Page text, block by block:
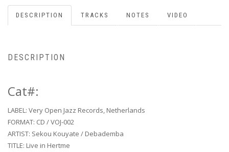
DESCRIPTION TRACKS NOTES VIDEO
DESCRIPTION
Cat#:
LABEL: Very Open Jazz Records, Netherlands
FORMAT: CD / VOJ-002
ARTIST: Sekou Kouyate / Debademba
TITLE: Live in Hertme